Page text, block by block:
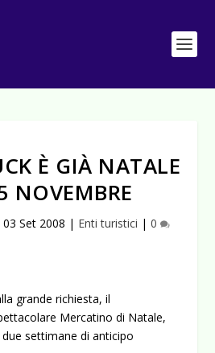
È GIÀ NATALE
NOVEMBRE
03 Set 2008 | Enti turistici | 0
grande richiesta, il
Mercatino di Natale,
settimane di anticipo